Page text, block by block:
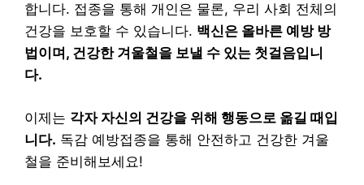
합니다. 접종을 통해 개인은 물론, 우리 사회 전체의
건강을 보호할 수 있습니다. 백신은 올바른 예방 방
법이며, 건강한 겨울철을 보낼 수 있는 첫걸음입니
다.
이제는 각자 자신의 건강을 위해 행동으로 옮길 때입
니다. 독감 예방접종을 통해 안전하고 건강한 겨울
철을 준비해보세요!